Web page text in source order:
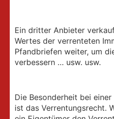
Ein dritter Anbieter
Wertes der verrenteten
Pfandbriefen weiter, um
verbessern … usw. usw.
Die Besonderheit bei
ist das Verrentungsrecht.